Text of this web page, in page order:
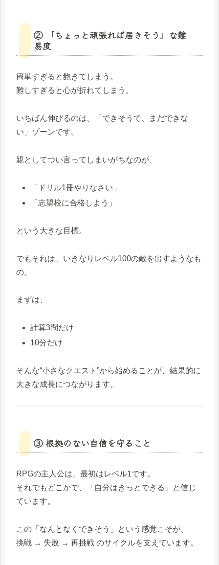
② 「ちょっと頑張れば届きそう」な難
易度
簡単すぎると飽きてしまう。
難しすぎると心が折れてしまう。
いちばん伸びるのは、「できそうで、まだできな
い」ゾーンです。
親としてつい言ってしまいがちなのが、
「ドリル1冊やりなさい」
「志望校に合格しよう」
という大きな目標。
でもそれは、いきなりレベル100の敵を出すようなも
の。
まずは、
計算3問だけ
10分だけ
そんな“小さなクエスト”から始めることが、結果的に
大きな成長につながります。
③ 根拠のない自信を守ること
RPGの主人公は、最初はレベル1です。
それでもどこかで、「自分はきっとできる」と信じ
ています。
この「なんとなくできそう」という感覚こそが、
挑戦 → 失敗 → 再挑戦 のサイクルを支えています。